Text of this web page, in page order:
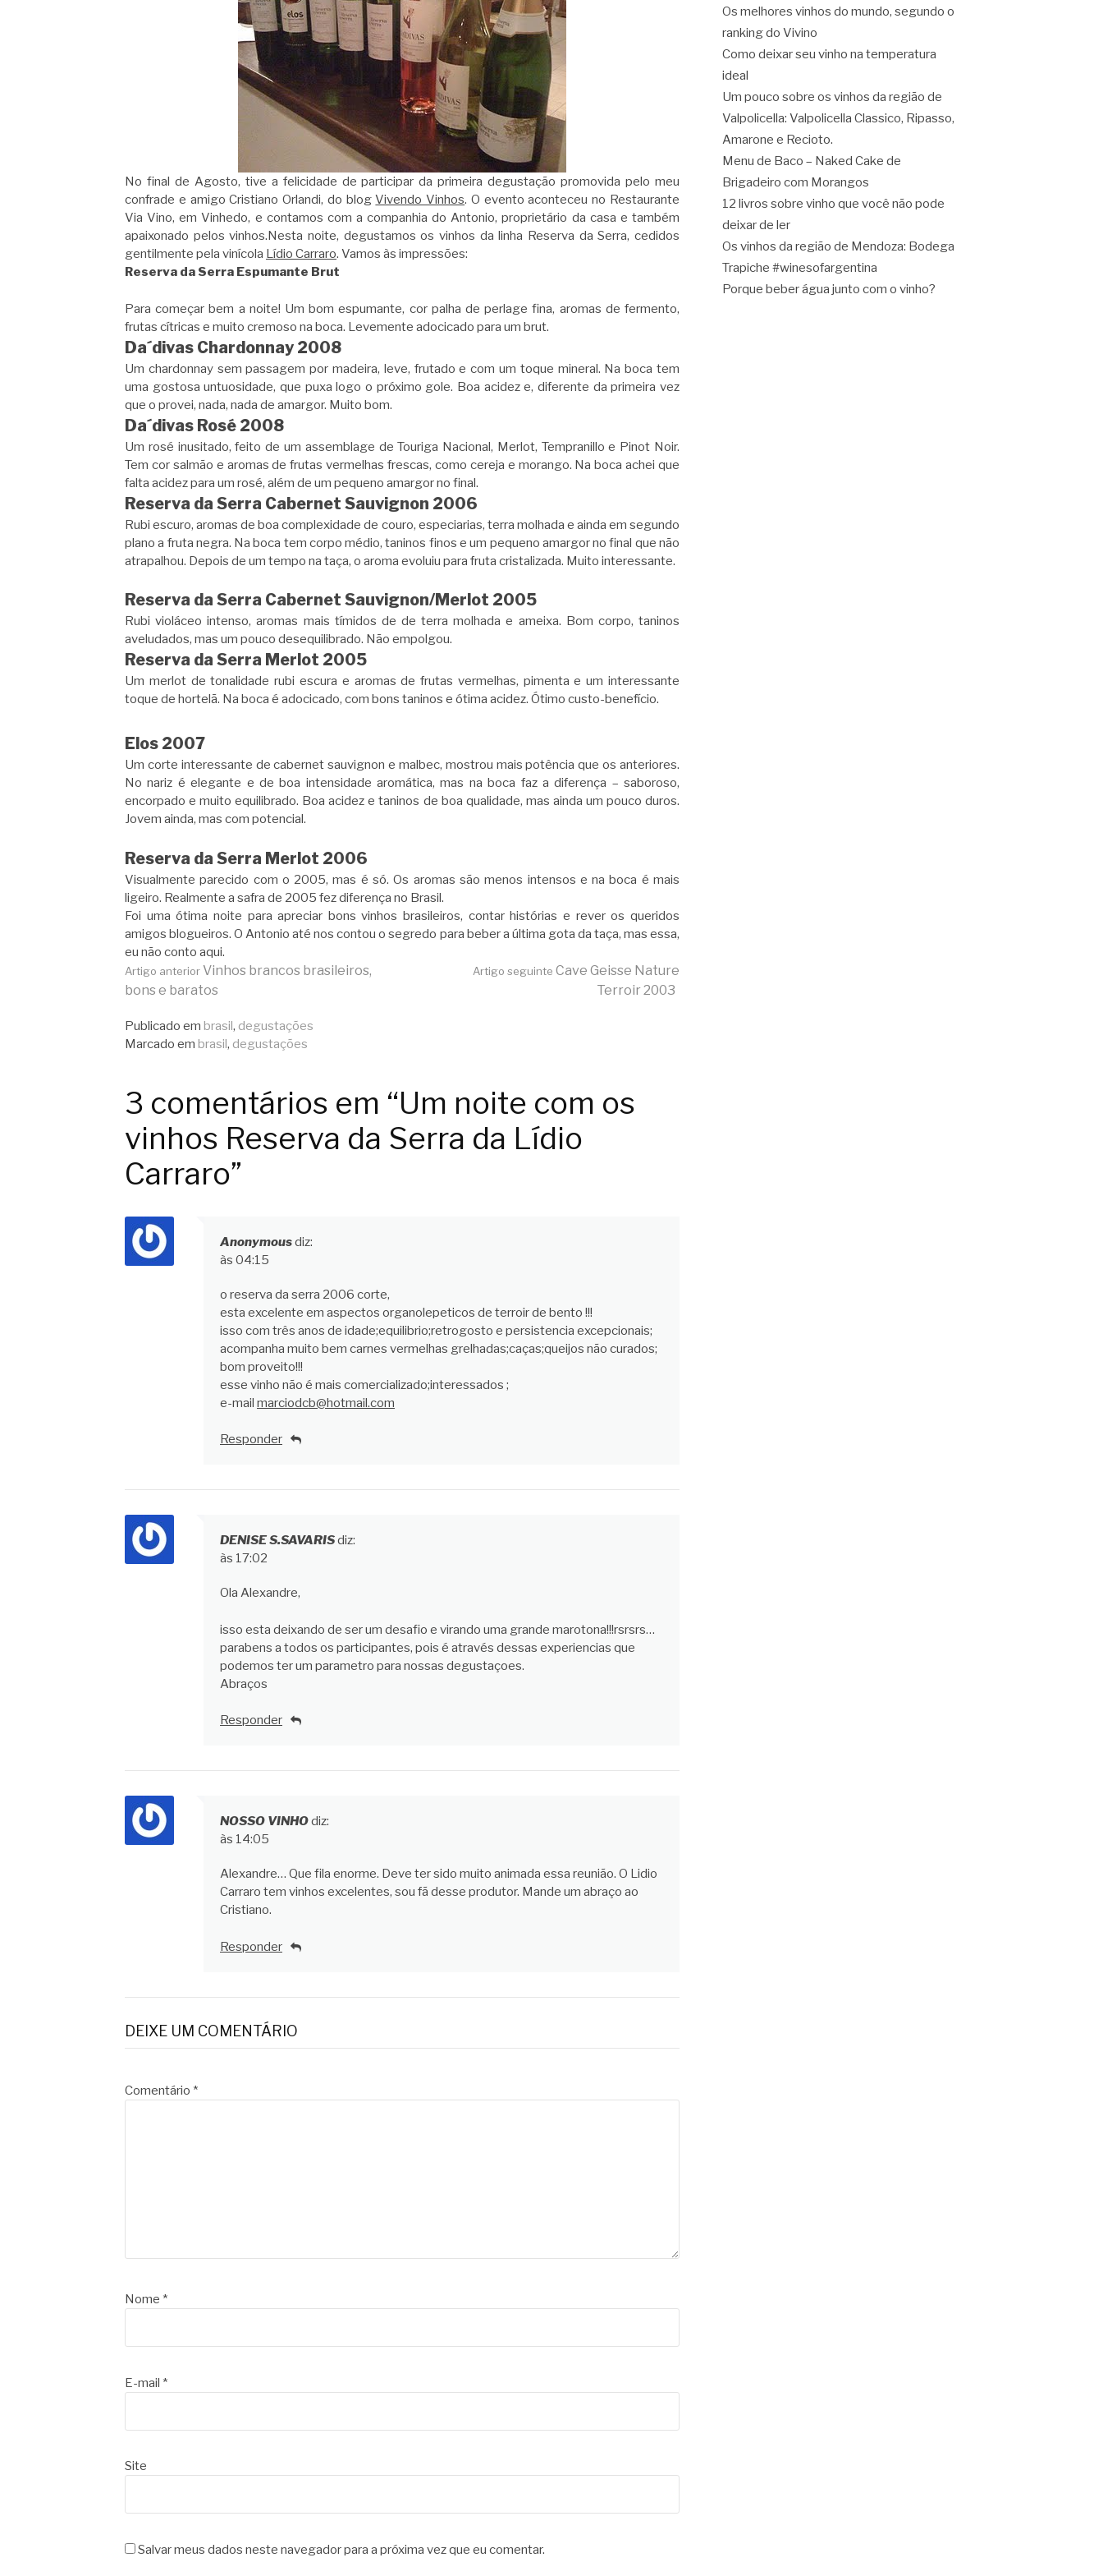
No final de Agosto, tive a felicidade de participar da primeira degustação promovida pelo meu
confrade e amigo Cristiano Orlandi, do blogVivendo Vinhos. O evento aconteceu no Restaurante
Via Vino, em Vinhedo, e contamos com a companhia do Antonio, proprietário da casa e também
apaixonado pelos vinhos.Nesta noite, degustamos os vinhos da linha Reserva da Serra, cedidos
gentilmente pela vinícola Lídio Carraro. Vamos às impressões:
Reserva da Serra Espumante Brut
Para começar bem a noite! Um bom espumante, cor palha de perlage fina, aromas de fermento,
frutas cítricas e muito cremoso na boca. Levemente adocicado para um brut.
Da´divas Chardonnay 2008
Um chardonnay sem passagem por madeira, leve, frutado e com um toque mineral. Na boca tem
uma gostosa untuosidade, que puxa logo o próximo gole. Boa acidez e, diferente da primeira vez
que o provei, nada, nada de amargor. Muito bom.
Da´divas Rosé 2008
Um rosé inusitado, feito de um assemblage de Touriga Nacional, Merlot, Tempranillo e Pinot Noir.
Tem cor salmão e aromas de frutas vermelhas frescas, como cereja e morango. Na boca achei que
falta acidez para um rosé, além de um pequeno amargor no final.
Reserva da Serra Cabernet Sauvignon 2006
Rubi escuro, aromas de boa complexidade de couro, especiarias, terra molhada e ainda em segundo
plano a fruta negra. Na boca tem corpo médio, taninos finos e um pequeno amargor no final que não
atrapalhou. Depois de um tempo na taça, o aroma evoluiu para fruta cristalizada. Muito interessante.
Reserva da Serra Cabernet Sauvignon/Merlot 2005
Rubi violáceo intenso, aromas mais tímidos de de terra molhada e ameixa. Bom corpo, taninos
aveludados, mas um pouco desequilibrado. Não empolgou.
Reserva da Serra Merlot 2005
Um merlot de tonalidade rubi escura e aromas de frutas vermelhas, pimenta e um interessante
toque de hortelã. Na boca é adocicado, com bons taninos e ótima acidez. Ótimo custo-benefício.
Elos 2007
Um corte interessante de cabernet sauvignon e malbec, mostrou mais potência que os anteriores.
No nariz é elegante e de boa intensidade aromática, mas na boca faz a diferença – saboroso,
encorpado e muito equilibrado. Boa acidez e taninos de boa qualidade, mas ainda um pouco duros.
Jovem ainda, mas com potencial.
Reserva da Serra Merlot 2006
Visualmente parecido com o 2005, mas é só. Os aromas são menos intensos e na boca é mais
ligeiro. Realmente a safra de 2005 fez diferença no Brasil.
Foi uma ótima noite para apreciar bons vinhos brasileiros, contar histórias e rever os queridos
amigos blogueiros. O Antonio até nos contou o segredo para beber a última gota da taça, mas essa,
eu não conto aqui.
Continue
lendo
Artigo anterior Vinhos brancos brasileiros,
bons e baratos
Artigo seguinte Cave Geisse Nature
Terroir 2003
Publicado em brasil, degustações
Marcado em brasil, degustações
3 comentários em “Um noite com os
vinhos Reserva da Serra da Lídio
Carraro”
Anonymousdiz:
às 04:15
o reserva da serra 2006 corte,
esta excelente em aspectos organolepeticos de terroir de bento !!!
isso com três anos de idade;equilibrio;retrogosto e persistencia excepcionais;
acompanha muito bem carnes vermelhas grelhadas;caças;queijos não curados;
bom proveito!!!
esse vinho não é mais comercializado;interessados ;
e-mail marciodcb@hotmail.com
Responder
DENISE S.SAVARISdiz:
às 17:02
Ola Alexandre,
isso esta deixando de ser um desafio e virando uma grande marotona!!!rsrsrs…
parabens a todos os participantes, pois é através dessas experiencias que
podemos ter um parametro para nossas degustaçoes.
Abraços
Responder
NOSSO VINHOdiz:
às 14:05
Alexandre… Que fila enorme. Deve ter sido muito animada essa reunião. O Lidio
Carraro tem vinhos excelentes, sou fã desse produtor. Mande um abraço ao
Cristiano.
Responder
DEIXE UM COMENTÁRIO
Comentário *
Nome *
E-mail *
Site
Salvar meus dados neste navegador para a próxima vez que eu comentar.
Os melhores vinhos do mundo, segundo o
ranking do Vivino
Como deixar seu vinho na temperatura
ideal
Um pouco sobre os vinhos da região de
Valpolicella: Valpolicella Classico, Ripasso,
Amarone e Recioto.
Menu de Baco – Naked Cake de
Brigadeiro com Morangos
12 livros sobre vinho que você não pode
deixar de ler
Os vinhos da região de Mendoza: Bodega
Trapiche #winesofargentina
Porque beber água junto com o vinho?